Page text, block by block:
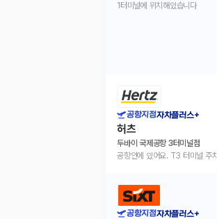
1터미널에 위치해있습니다
공항지점자차플러스+
허츠
두바이 국제공항 3터미널점
공항안에 있어요. T3 터미널 주
공항지점자차플러스+